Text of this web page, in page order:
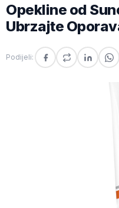
Opekline od
Ubrzajte
Podijeli: